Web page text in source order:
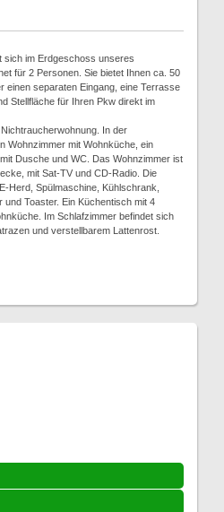
sich im Erdgeschoss unseres
für 2 Personen. Sie bietet Ihnen ca. 50
einen separaten Eingang, eine Terrasse
Stellfläche für Ihren Pkw direkt im
In der
Wohnzimmer mit Wohnküche, ein
Dusche und WC. Das Wohnzimmer ist
mit Sat-TV und CD-Radio. Die
Herd, Spülmaschine, Kühlschrank,
Toaster. Ein Küchentisch mit 4
Im Schlafzimmer befindet sich
und verstellbarem Lattenrost.